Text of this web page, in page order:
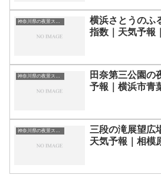
神奈川県の夜景スポット一覧
横浜さとうのふ
指数｜天気予報
田奈第三公園の
予報｜横浜市青
三段の滝展望広
天気予報｜相模